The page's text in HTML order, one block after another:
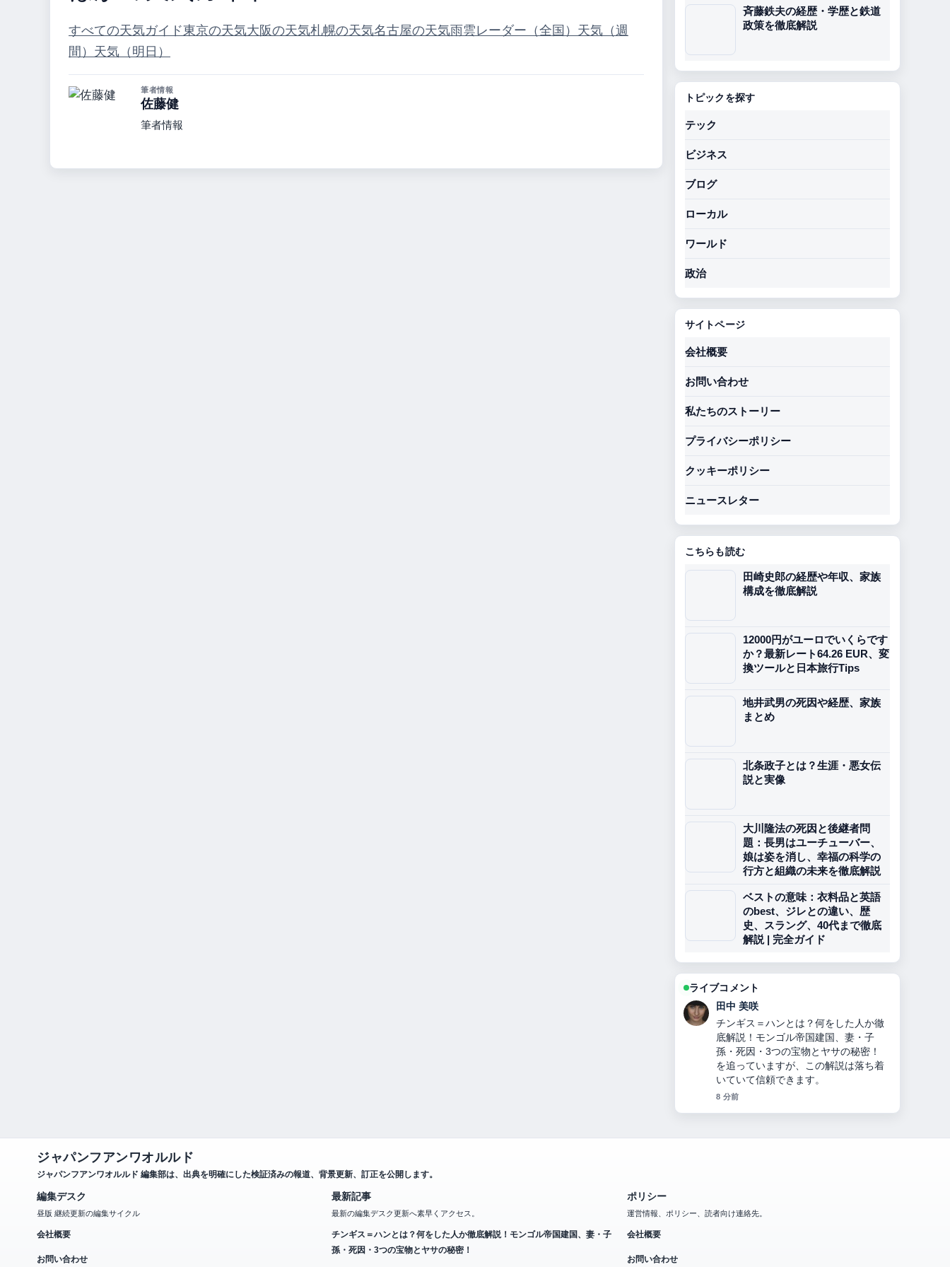
すべての天気ガイド東京の天気大阪の天気札幌の天気名古屋の天気雨雲レーダー（全国） 天気（週
間） 天気（明日）
筆者情報
佐藤健
筆者情報
斉藤鉄夫の経歴・学歴と鉄道
政策を徹底解説
トピックを探す
テック
ビジネス
ブログ
ローカル
ワールド
政治
サイトページ
会社概要
お問い合わせ
私たちのストーリー
プライバシーポリシー
クッキーポリシー
ニュースレター
こちらも読む
田崎史郎の経歴や年収、家族
構成を徹底解説
12000円がユーロでいくらです
か？最新レート64.26 EUR、変
換ツールと日本旅行Tips
地井武男の死因や経歴、家族
まとめ
北条政子とは？生涯・悪女伝
説と実像
大川隆法の死因と後継者問
題：長男はユーチューバー、
娘は姿を消し、幸福の科学の
行方と組織の未来を徹底解説
ベストの意味：衣料品と英語
のbest、ジレとの違い、歴
史、スラング、40代まで徹底
解説 | 完全ガイド
ライブコメント
田中 美咲
チンギス＝ハンとは？何をした人か徹
底解説！モンゴル帝国建国、妻・子
孫・死因・3つの宝物とヤサの秘密！
を追っていますが、この解説は落ち着
いていて信頼できます。
8 分前
ジャパンフアンワオルルド
ジャパンフアンワオルルド 編集部は、出典を明確にした検証済みの報道、背景更新、訂正を公開します。
編集デスク
昼版 継続更新の編集サイクル
会社概要
お問い合わせ
最新記事
最新の編集デスク更新へ素早くアクセス。
チンギス＝ハンとは？何をした人か徹底解説！モンゴル帝国建国、妻・子
孫・死因・3つの宝物とヤサの秘密！
ポリシー
運営情報、ポリシー、読者向け連絡先。
会社概要
お問い合わせ